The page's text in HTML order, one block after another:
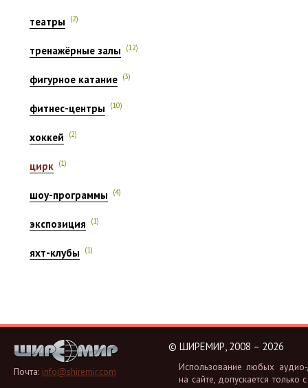
театры (2)
тренажёрные залы (12)
фигурное катание (3)
фитнес-центры (10)
хоккей (2)
цирк (1)
шоу-программы (4)
экспозиция (1)
яхт-клубы (1)
Почта: info@shiremir.com
© ШИРЕМИР, 2008 – 2026
Ис­поль­зо­ва­ние любых
на сайте, до­пус­ка­ет­ся